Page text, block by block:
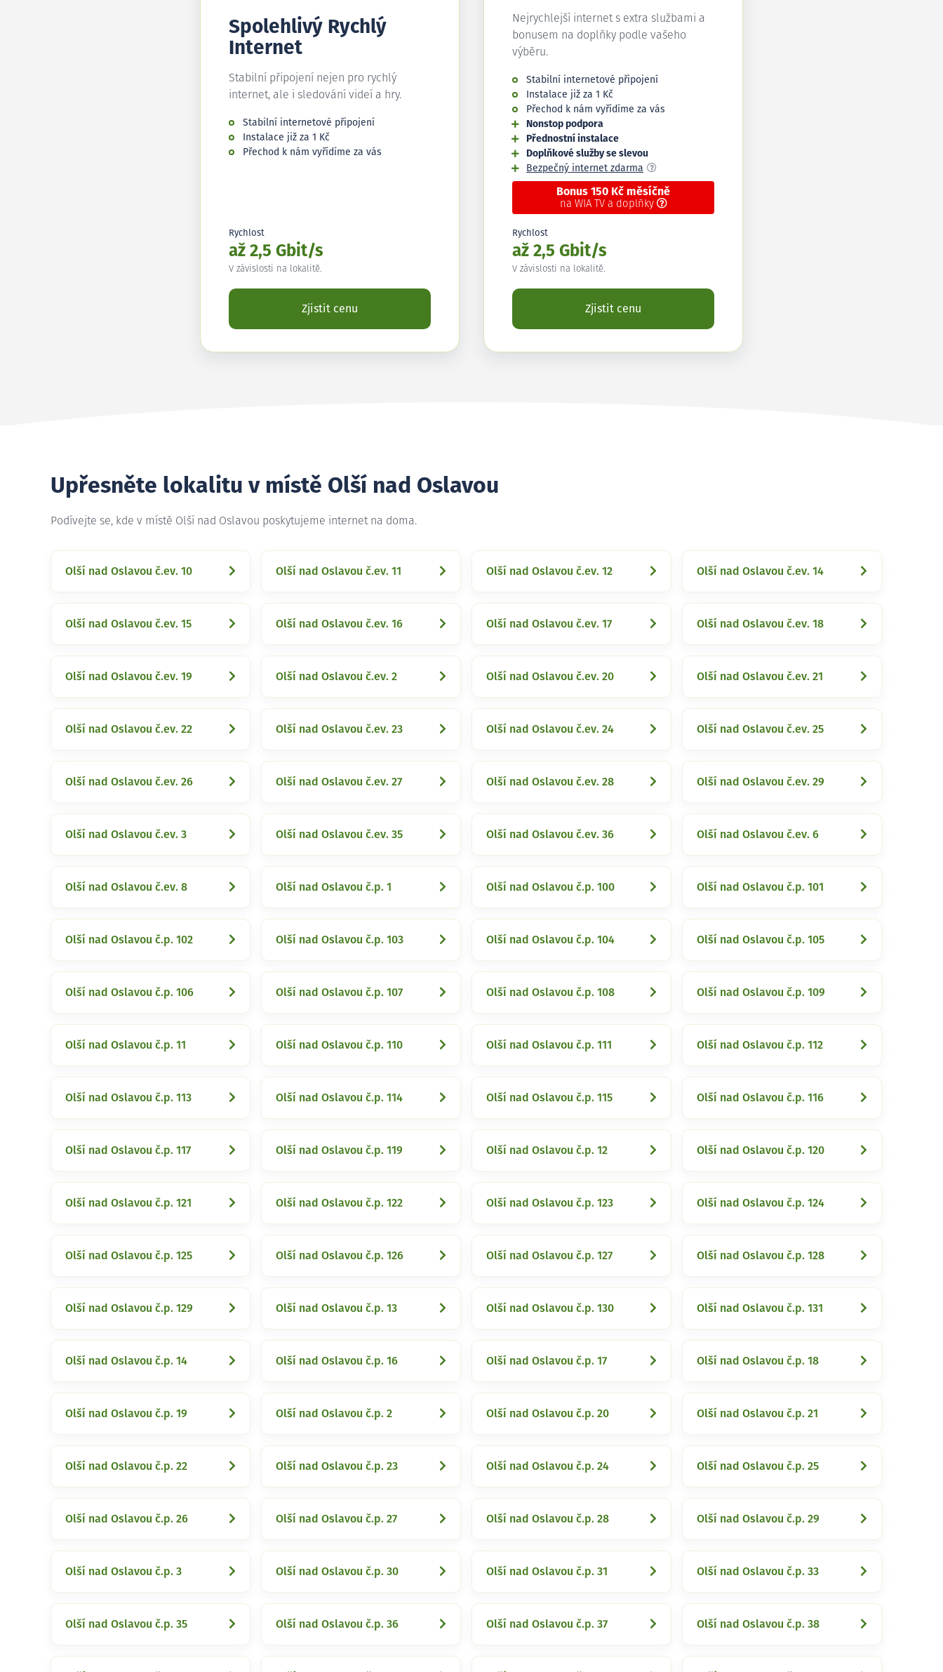
Spolehlivý Rychlý
Internet
Stabilní připojení nejen pro rychlý
internet, ale i sledování videí a hry.
Stabilní internetové připojení
Instalace již za 1 Kč
Přechod k nám vyřídíme za vás
Rychlost
až 2,5 Gbit/s
V závislosti na lokalitě.
Zjistit cenu
Nejrychlejší internet s extra službami a
bonusem na doplňky podle vašeho
výběru.
Stabilní internetové připojení
Instalace již za 1 Kč
Přechod k nám vyřídíme za vás
Nonstop podpora
Přednostní instalace
Doplňkové služby se slevou
Bezpečný internet zdarma
Bonus 150 Kč měsíčně
na WIA TV a doplňky
Rychlost
až 2,5 Gbit/s
V závislosti na lokalitě.
Zjistit cenu
Upřesněte lokalitu v místě Olší nad Oslavou
Podívejte se, kde v místě Olší nad Oslavou poskytujeme internet na doma.
Olší nad Oslavou č.ev. 10 Olší nad Oslavou č.ev. 11 Olší nad Oslavou č.ev. 12 Olší nad Oslavou č.ev. 14
Olší nad Oslavou č.ev. 15 Olší nad Oslavou č.ev. 16 Olší nad Oslavou č.ev. 17 Olší nad Oslavou č.ev. 18
Olší nad Oslavou č.ev. 19 Olší nad Oslavou č.ev. 2 Olší nad Oslavou č.ev. 20 Olší nad Oslavou č.ev. 21
Olší nad Oslavou č.ev. 22 Olší nad Oslavou č.ev. 23 Olší nad Oslavou č.ev. 24 Olší nad Oslavou č.ev. 25
Olší nad Oslavou č.ev. 26 Olší nad Oslavou č.ev. 27 Olší nad Oslavou č.ev. 28 Olší nad Oslavou č.ev. 29
Olší nad Oslavou č.ev. 3 Olší nad Oslavou č.ev. 35 Olší nad Oslavou č.ev. 36 Olší nad Oslavou č.ev. 6
Olší nad Oslavou č.ev. 8 Olší nad Oslavou č.p. 1 Olší nad Oslavou č.p. 100 Olší nad Oslavou č.p. 101
Olší nad Oslavou č.p. 102 Olší nad Oslavou č.p. 103 Olší nad Oslavou č.p. 104 Olší nad Oslavou č.p. 105
Olší nad Oslavou č.p. 106 Olší nad Oslavou č.p. 107 Olší nad Oslavou č.p. 108 Olší nad Oslavou č.p. 109
Olší nad Oslavou č.p. 11 Olší nad Oslavou č.p. 110 Olší nad Oslavou č.p. 111 Olší nad Oslavou č.p. 112
Olší nad Oslavou č.p. 113 Olší nad Oslavou č.p. 114 Olší nad Oslavou č.p. 115 Olší nad Oslavou č.p. 116
Olší nad Oslavou č.p. 117 Olší nad Oslavou č.p. 119 Olší nad Oslavou č.p. 12 Olší nad Oslavou č.p. 120
Olší nad Oslavou č.p. 121 Olší nad Oslavou č.p. 122 Olší nad Oslavou č.p. 123 Olší nad Oslavou č.p. 124
Olší nad Oslavou č.p. 125 Olší nad Oslavou č.p. 126 Olší nad Oslavou č.p. 127 Olší nad Oslavou č.p. 128
Olší nad Oslavou č.p. 129 Olší nad Oslavou č.p. 13 Olší nad Oslavou č.p. 130 Olší nad Oslavou č.p. 131
Olší nad Oslavou č.p. 14 Olší nad Oslavou č.p. 16 Olší nad Oslavou č.p. 17 Olší nad Oslavou č.p. 18
Olší nad Oslavou č.p. 19 Olší nad Oslavou č.p. 2 Olší nad Oslavou č.p. 20 Olší nad Oslavou č.p. 21
Olší nad Oslavou č.p. 22 Olší nad Oslavou č.p. 23 Olší nad Oslavou č.p. 24 Olší nad Oslavou č.p. 25
Olší nad Oslavou č.p. 26 Olší nad Oslavou č.p. 27 Olší nad Oslavou č.p. 28 Olší nad Oslavou č.p. 29
Olší nad Oslavou č.p. 3 Olší nad Oslavou č.p. 30 Olší nad Oslavou č.p. 31 Olší nad Oslavou č.p. 33
Olší nad Oslavou č.p. 35 Olší nad Oslavou č.p. 36 Olší nad Oslavou č.p. 37 Olší nad Oslavou č.p. 38